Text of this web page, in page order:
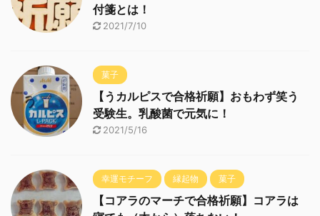
付箋とは！
2021/7/10
菓子
【うカルピスで合格祈願】おもわず笑う
受験生。乳酸菌で元気に！
2021/5/16
幸運モチーフ 縁起物 菓子
【コアラのマーチで合格祈願】コアラは